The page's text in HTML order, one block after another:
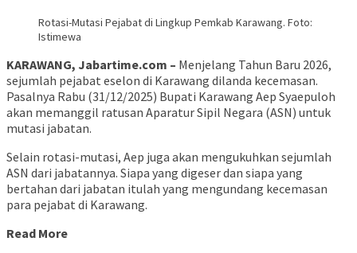
Rotasi-Mutasi Pejabat di Lingkup Pemkab Karawang. Foto:
Istimewa
KARAWANG, Jabartime.com – Menjelang Tahun Baru 2026,
sejumlah pejabat eselon di Karawang dilanda kecemasan.
Pasalnya Rabu (31/12/2025) Bupati Karawang Aep Syaepuloh
akan memanggil ratusan Aparatur Sipil Negara (ASN) untuk
mutasi jabatan.
Selain rotasi-mutasi, Aep juga akan mengukuhkan sejumlah
ASN dari jabatannya. Siapa yang digeser dan siapa yang
bertahan dari jabatan itulah yang mengundang kecemasan
para pejabat di Karawang.
Read More